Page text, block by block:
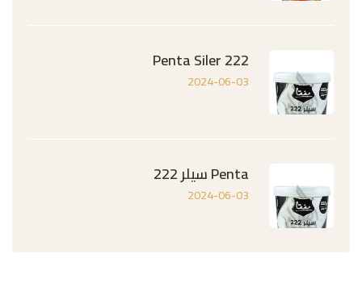
Penta Siler 222
2024-06-03
Penta سيلر 222
2024-06-03